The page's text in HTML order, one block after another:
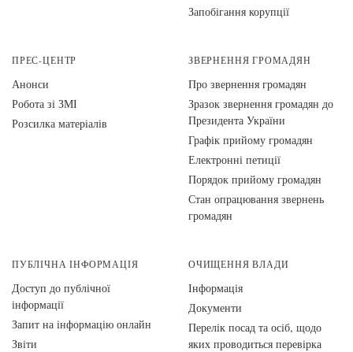
Запобігання корупції
ПРЕС-ЦЕНТР
Анонси
Робота зі ЗМІ
Розсилка матеріалів
ЗВЕРНЕННЯ ГРОМАДЯН
Про звернення громадян
Зразок звернення громадян до
Президента України
Графік прийому громадян
Електронні петиції
Порядок прийому громадян
Стан опрацювання звернень
громадян
ПУБЛІЧНА ІНФОРМАЦІЯ
Доступ до публічної
інформації
Запит на інформацію онлайн
Звіти
ОЧИЩЕННЯ ВЛАДИ
Інформація
Документи
Перелік посад та осіб, щодо
яких проводиться перевірка